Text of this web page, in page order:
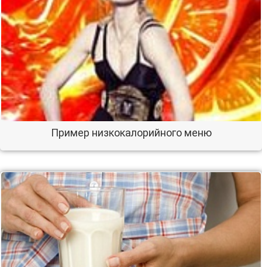
Пример низкокалорийного меню